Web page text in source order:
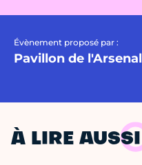
Évènement proposé par :
Pavillon de l'Arsenal
À LIRE AUSSI